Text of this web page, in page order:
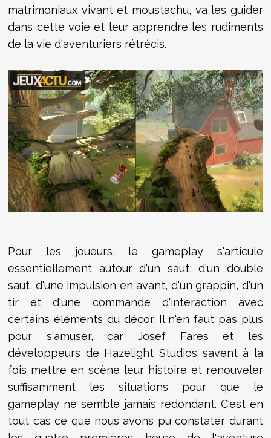
matrimoniaux vivant et moustachu, va les guider
dans cette voie et leur apprendre les rudiments
de la vie d'aventuriers rétrécis.
Pour les joueurs, le gameplay s'articule
essentiellement autour d'un saut, d'un double
saut, d'une impulsion en avant, d'un grappin, d'un
tir et d'une commande d'interaction avec
certains éléments du décor. Il n'en faut pas plus
pour s'amuser, car Josef Fares et les
développeurs de Hazelight Studios savent à la
fois mettre en scène leur histoire et renouveler
suffisamment les situations pour que le
gameplay ne semble jamais redondant. C'est en
tout cas ce que nous avons pu constater durant